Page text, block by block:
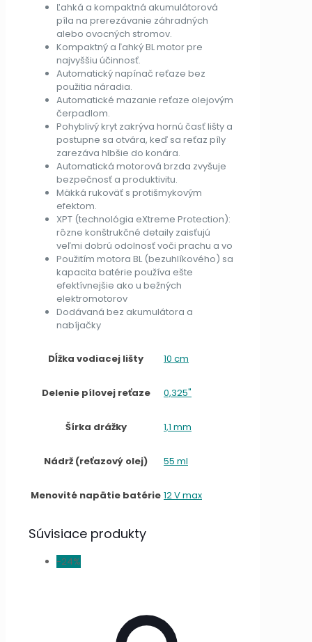
Ľahká a kompaktná akumulátorová
píla na prerezávanie záhradných
alebo ovocných stromov.
Kompaktný a ľahký BL motor pre
najvyššiu účinnosť.
Automatický napínač reťaze bez
použitia náradia.
Automatické mazanie reťaze olejovým
čerpadlom.
Pohyblivý kryt zakrýva hornú časť lišty a
postupne sa otvára, keď sa reťaz píly
zarezáva hlbšie do konára.
Automatická motorová brzda zvyšuje
bezpečnosť a produktivitu.
Mäkká rukoväť s protišmykovým
efektom.
XPT (technológia eXtreme Protection):
rôzne konštrukčné detaily zaisťujú
veľmi dobrú odolnosť voči prachu a vo
Použitím motora BL (bezuhlíkového) sa
kapacita batérie používa ešte
efektívnejšie ako u bežných
elektromotorov
Dodávaná bez akumulátora a
nabíjačky
Dĺžka vodiacej lišty 10 cm
Delenie pílovej reťaze 0,325"
Šírka drážky 1,1 mm
Nádrž (reťazový olej) 55 ml
Menovité napätie batérie 12 V max
Súvisiace produkty
-24%